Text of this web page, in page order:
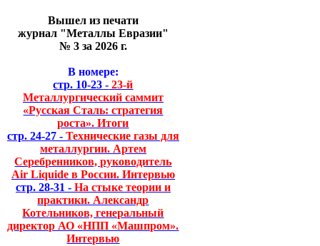
Вышел из печати
журнал "Металлы Евразии"
№ 3 за 2026 г.
В номере:
стр. 10-23 - 23-й
Металлургический саммит
«Русская Сталь: стратегия
роста». Итоги
стр. 24-27 - Технические газы для
металлургии. Артем
Серебренников, руководитель
Air Liquide в России. Интервью
стр. 28-31 - На стыке теории и
практики. Александр
Котельников, генеральный
директор АО «НПП «Машпром».
Интервью